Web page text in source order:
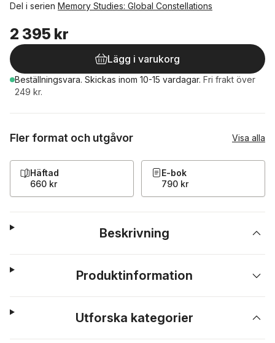
Del i serien Memory Studies: Global Constellations
2 395 kr
Lägg i varukorg
Beställningsvara. Skickas inom 10-15 vardagar. Fri frakt över
249 kr.
Fler format och utgåvor Visa alla
Häftad
660 kr
E-bok
790 kr
Beskrivning
Produktinformation
Utforska kategorier